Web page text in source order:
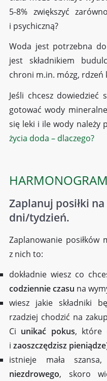
5-8% zwiększyć
i psychiczną?
Woda jest potrzebna
jest składnikiem
chroni m.in. mózg, rdzeń
Jeśli chcesz
gotować wody
się leki i ile wody należy
życia doda – dlaczego?
Zaplanuj posiłki
dni/tydzień.
Zaplanowanie posiłków
z nich to:
dokładnie wiesz co
codziennie czasu na
wiesz jakie składniki
rzadziej chodzić na
Ci unikać pokus, które
i zaoszczędzisz pieniądze
istnieje mała
niezdrowego, skoro